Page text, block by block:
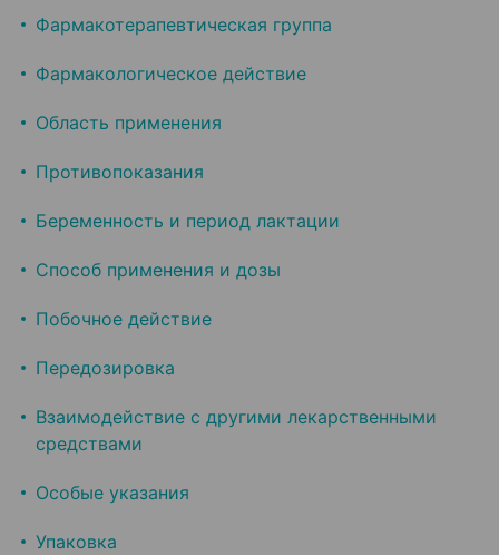
Фармакотерапевтическая группа
Фармакологическое действие
Область применения
Противопоказания
Беременность и период лактации
Способ применения и дозы
Побочное действие
Передозировка
Взаимодействие с другими лекарственными
средствами
Особые указания
Упаковка